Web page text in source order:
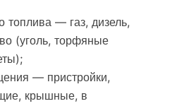
топлива — газ, дизель,
(уголь, торфяные
— пристройки,
крышные, в